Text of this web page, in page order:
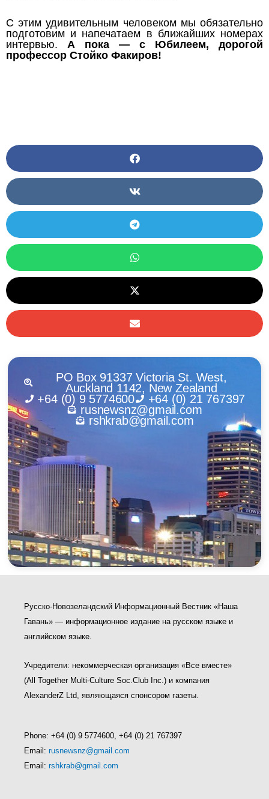
С этим удивительным человеком мы обязательно
подготовим и напечатаем в ближайших номерах
интервью. А пока — с Юбилеем, дорогой
профессор Стойко Факиров!
PO Box 91337 Victoria St. West,
Auckland 1142, New Zealand
+64 (0) 9 5774600
+64 (0) 21 767397
rusnewsnz@gmail.com
rshkrab@gmail.com
Русско-Новозеландский Информационный Вестник «Наша
Гавань» — информационное издание на русском языке и
английском языке.
Учредители: некоммерческая организация «Все вместе»
(All Together Multi-Culture Soс.Club Inc.) и компания
AlexanderZ Ltd, являющаяся спонсором газеты.
Phone: +64 (0) 9 5774600, +64 (0) 21 767397
Email: rusnewsnz@gmail.com
Email: rshkrab@gmail.com